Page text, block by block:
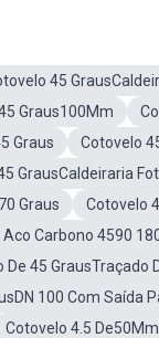
45
Graus100Mm
Graus
Cotovelo
GrausCaldeiraria
Graus
Cotovelo
Carbono 4590
De 45 GrausTraçado
100 Com Saída
Cotovelo 4.5